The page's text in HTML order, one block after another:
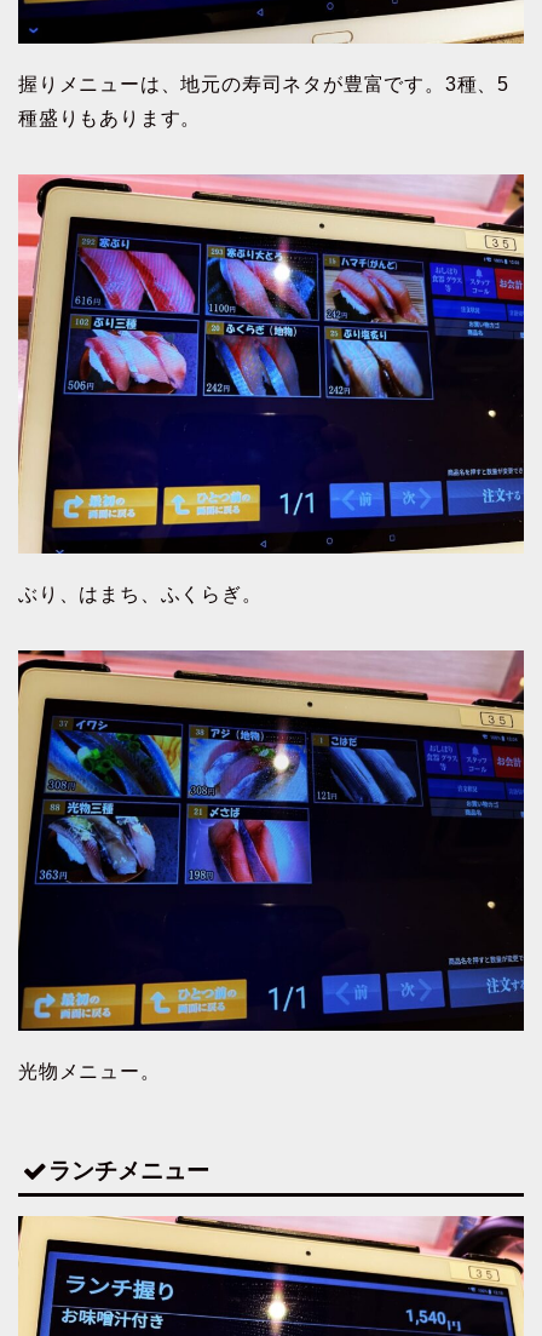
握りメニューは、地元の寿司ネタが豊富です。3種、5
種盛りもあります。
ぶり、はまち、ふくらぎ。
光物メニュー。
ランチメニュー